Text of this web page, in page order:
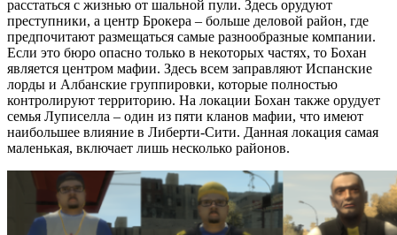
расстаться с жизнью от шальной пули. Здесь орудуют
преступники, а центр Брокера – больше деловой район, где
предпочитают размещаться самые разнообразные компании.
Если это бюро опасно только в некоторых частях, то Бохан
является центром мафии. Здесь всем заправляют Испанские
лорды и Албанские группировки, которые полностью
контролируют территорию. На локации Бохан также орудует
семья Луписелла – один из пяти кланов мафии, что имеют
наибольшее влияние в Либерти-Сити. Данная локация самая
маленькая, включает лишь несколько районов.